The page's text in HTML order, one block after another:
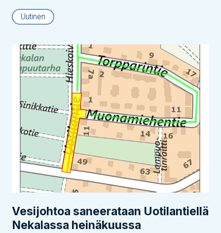
Uutinen
Vesijohtoa saneerataan Uotilantiellä
Nekalassa heinäkuussa